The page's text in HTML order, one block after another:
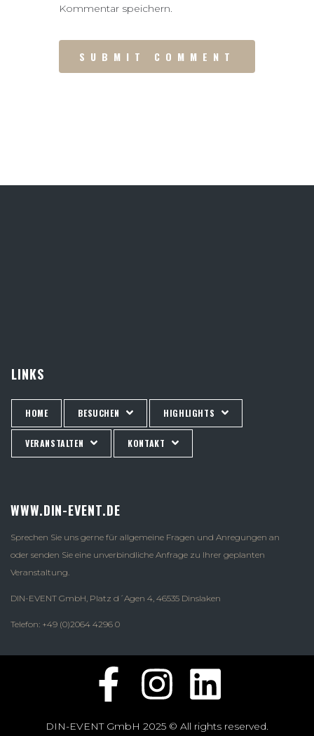
Kommentar speichern.
LINKS
HOME BESUCHEN HIGHLIGHTS
VERANSTALTEN KONTAKT
WWW.DIN-EVENT.DE
Sprechen Sie uns gerne für allgemeine Fragen und Anregungen an
oder senden Sie eine unverbindliche Anfrage zu Ihrer geplanten
Veranstaltung.
DIN-EVENT GmbH, Platz d´Agen 4, 46535 Dinslaken
Telefon: +49 (0)2064 4296 0
DIN-EVENT GmbH 2025 © All rights reserved.